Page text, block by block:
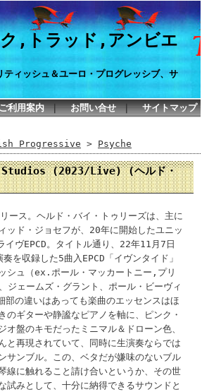
,トラッド,アンビエ
ィッシュ＆ユーロ・プログレッシブ、サ
利用案内｜ お問い合せ｜ サイトマップ
Progressive > Psyche
Studios (2023/Live) (ヘルド・
ース。ヘルド・バイ・トゥリーズは、主に
ッド・ジョセフが、20年に開始したユニッ
ヴEPCD。タイトル通り、22年11月7日
を収録した5曲入EPCD「イヴンタイド」
シュ（ex.ポール・マッカートニー,プリ
ェームズ・グラント、ポール・ビーヴィ
の違いはあっても楽曲のエッセンスはほ
ギターや静謐なピアノを軸に、ピンク・
盤のキモだったミニマル＆ドローン色、
と再現されていて、同時に生演奏ならでは
サンブル。この、ベタだが嫌味のないブル
線に触れること請け合いというか、その世
試みとして、十分に納得できるサウンドと